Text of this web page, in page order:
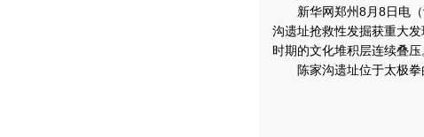
新华网郑州8月8日电（
沟遗址抢救性发掘获重大
时期的文化堆积层连续叠压
陈家沟遗址位于太极拳